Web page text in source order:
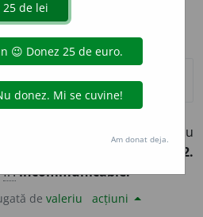
Care nu
comunicat; intransmisibil.
2.
fr.incommunicable.
de valeriu acțiuni
Am donat deja.